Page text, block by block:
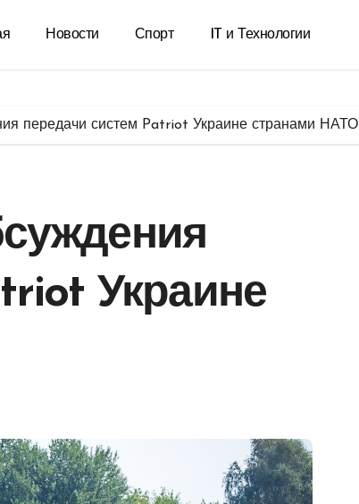
Новости Спорт IT и Технологии
передачи систем Patriot Украине странами НАТО
Украине